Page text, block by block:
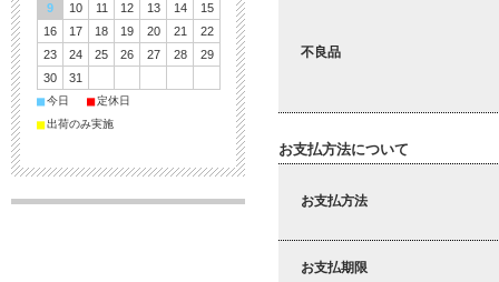
不良品
お支払方法について
お支払方法
お支払期限
9
10 11 12 13 14
15
16
17 18 19 20 21
22
23
24 25 26 27 28
29
30
31
■今日 ■定休日
■出荷のみ実施